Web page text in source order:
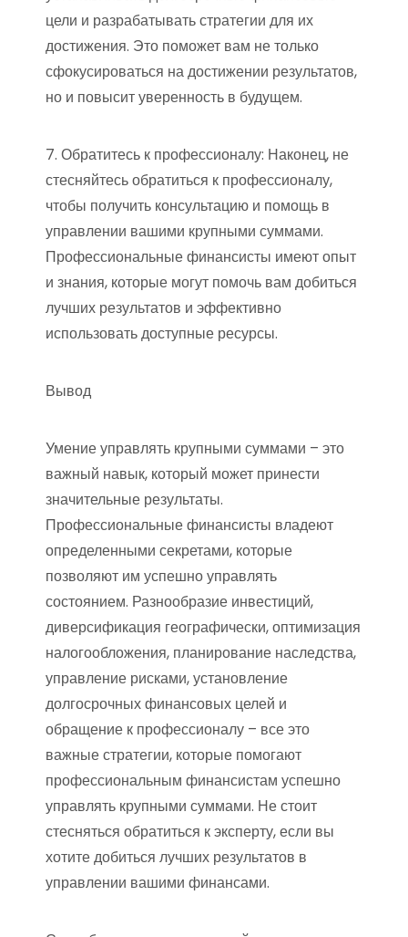
цели и разрабатывать стратегии для их
достижения. Это поможет вам не только
сфокусироваться на достижении результатов,
но и повысит уверенность в будущем.
7. Обратитесь к профессионалу: Наконец, не
стесняйтесь обратиться к профессионалу,
чтобы получить консультацию и помощь в
управлении вашими крупными суммами.
Профессиональные финансисты имеют опыт
и знания, которые могут помочь вам добиться
лучших результатов и эффективно
использовать доступные ресурсы.
Вывод
Умение управлять крупными суммами – это
важный навык, который может принести
значительные результаты.
Профессиональные финансисты владеют
определенными секретами, которые
позволяют им успешно управлять
состоянием. Разнообразие инвестиций,
диверсификация географически, оптимизация
налогообложения, планирование наследства,
управление рисками, установление
долгосрочных финансовых целей и
обращение к профессионалу – все это
важные стратегии, которые помогают
профессиональным финансистам успешно
управлять крупными суммами. Не стоит
стесняться обратиться к эксперту, если вы
хотите добиться лучших результатов в
управлении вашими финансами.